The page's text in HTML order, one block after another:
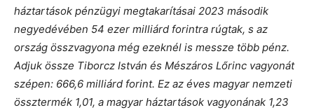
háztartások pénzügyi megtakarításai 2023 második
negyedévében 54 ezer milliárd forintra rúgtak, s az
ország összvagyona még ezeknél is messze több pénz.
Adjuk össze Tiborcz István és Mészáros Lőrinc vagyonát
szépen: 666,6 milliárd forint. Ez az éves magyar nemzeti
össztermék 1,01, a magyar háztartások vagyonának 1,23